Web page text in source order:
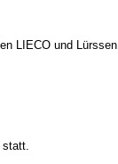
LIECO und Lürssen